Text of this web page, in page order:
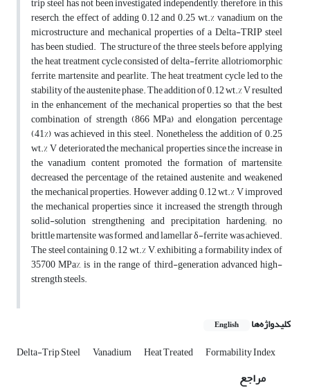
reserch, the effect of adding 0.12 and 0.25 wt.% vanadium on the
microstructure and mechanical properties of a Delta-TRIP steel
has been studied. The structure of the three steels before applying
the heat treatment cycle consisted of delta-ferrite, allotriomorphic
ferrite, martensite, and pearlite. The heat treatment cycle led to the
stability of the austenite phase. The addition of 0.12 wt.% V resulted
in the enhancement of the mechanical properties so that the best
combination of strength (866 MPa) and elongation percentage
(41%) was achieved in this steel. Nonetheless, the addition of 0.25
wt.% V deteriorated the mechanical properties since the increase in
the vanadium content promoted the formation of martensite,
decreased the percentage of the retained austenite, and weakened
the mechanical properties. However, adding 0.12 wt.% V improved
the mechanical properties since it increased the strength through
solid-solution strengthening and precipitation hardening; no
brittle martensite was formed, and lamellar δ-ferrite was achieved.
The steel containing 0.12 wt.% V, exhibiting a formability index of
35700 MPa%, is in the range of third-generation advanced high-
strength steels.
کلیدواژه‌ها English
Delta-Trip Steel Vanadium Heat Treated Formability Index
مراجع